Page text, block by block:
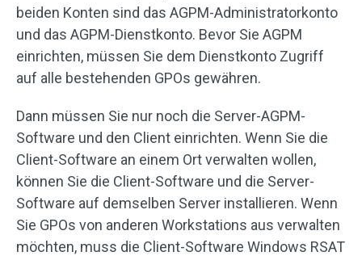
beiden Konten sind das AGPM-Administratorkonto
und das AGPM-Dienstkonto. Bevor Sie AGPM
einrichten, müssen Sie dem Dienstkonto Zugriff
auf alle bestehenden GPOs gewähren.
Dann müssen Sie nur noch die Server-AGPM-
Software und den Client einrichten. Wenn Sie die
Client-Software an einem Ort verwalten wollen,
können Sie die Client-Software und die Server-
Software auf demselben Server installieren. Wenn
Sie GPOs von anderen Workstations aus verwalten
möchten, muss die Client-Software Windows RSAT